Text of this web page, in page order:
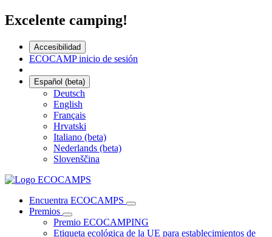
Excelente camping!
Accesibilidad
ECOCAMP inicio de sesión
Español (beta)
Deutsch
English
Français
Hrvatski
Italiano (beta)
Nederlands (beta)
Slovenščina
Encuentra ECOCAMPS
Premios
Premio ECOCAMPING
Etiqueta ecológica de la UE para establecimientos de